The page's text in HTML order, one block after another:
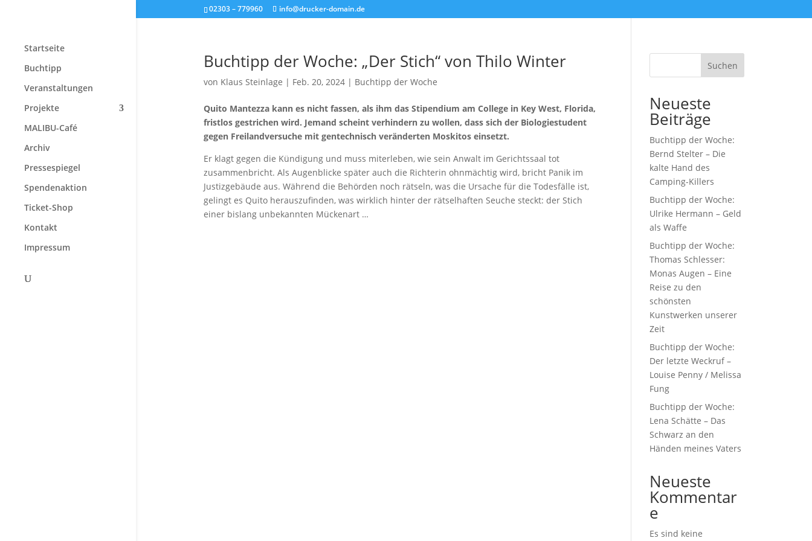
02303 – 779960 info@drucker-domain.de
Startseite
Buchtipp
Veranstaltungen
Projekte
MALIBU-Café
Archiv
Pressespiegel
Spendenaktion
Ticket-Shop
Kontakt
Impressum
Buchtipp der Woche: „Der Stich“ von Thilo Winter
von Klaus Steinlage | Feb. 20, 2024| Buchtipp der Woche
Quito Mantezza kann es nicht fassen, als ihm das Stipendium am College in Key West, Florida,
fristlos gestrichen wird. Jemand scheint verhindern zu wollen, dass sich der Biologiestudent
gegen Freilandversuche mit gentechnisch veränderten Moskitos einsetzt.
Er klagt gegen die Kündigung und muss miterleben, wie sein Anwalt im Gerichtssaal tot
zusammenbricht. Als Augenblicke später auch die Richterin ohnmächtig wird, bricht Panik im
Justizgebäude aus. Während die Behörden noch rätseln, was die Ursache für die Todesfälle ist,
gelingt es Quito herauszufinden, was wirklich hinter der rätselhaften Seuche steckt: der Stich
einer bislang unbekannten Mückenart …
Suchen
Neueste
Beiträge
Buchtipp der Woche:
Bernd Stelter – Die
kalte Hand des
Camping-Killers
Buchtipp der Woche:
Ulrike Hermann – Geld
als Waffe
Buchtipp der Woche:
Thomas Schlesser:
Monas Augen – Eine
Reise zu den
schönsten
Kunstwerken unserer
Zeit
Buchtipp der Woche:
Der letzte Weckruf –
Louise Penny / Melissa
Fung
Buchtipp der Woche:
Lena Schätte – Das
Schwarz an den
Händen meines Vaters
Neueste
Kommentar
e
Es sind keine